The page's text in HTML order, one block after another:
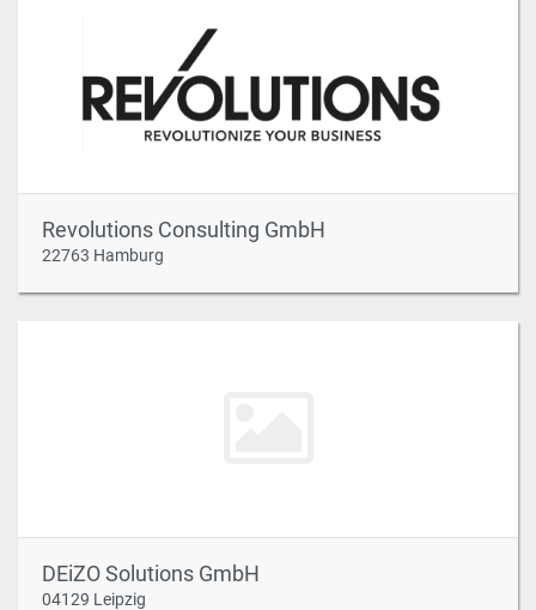
Revolutions Consulting GmbH
22763 Hamburg
DEiZO Solutions GmbH
04129 Leipzig